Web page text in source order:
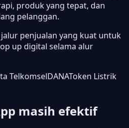
produk yang tepat, dan
pelanggan.
penjualan yang kuat untuk
up digital selama alur
TelkomselDANAToken Listrik
masih efektif